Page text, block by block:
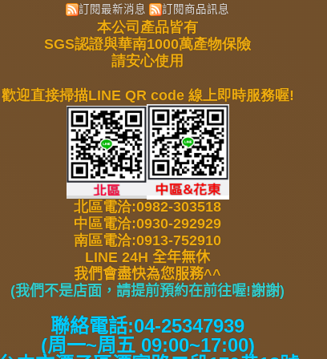
訂閱最新消息 訂閱商品訊息
本公司產品皆有
SGS認證與華南1000萬產物保險
請安心使用
歡迎直接掃描LINE QR code 線上即時服務喔!
北區電洽:0982-303518
中區電洽:0930-292929
南區電洽:0913-752910
LINE 24H 全年無休
我們會盡快為您服務^^
(我們不是店面，請提前預約在前往喔!謝謝)
聯絡電話:04-25347939
(周一~周五 09:00~17:00)